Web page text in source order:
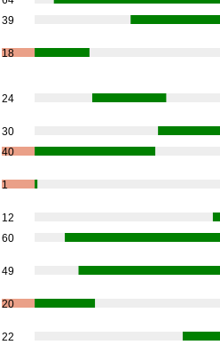
39
18
24
30
40
1
12
60
49
20
22